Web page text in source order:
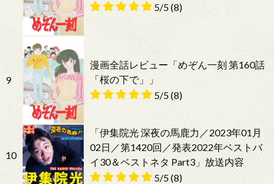
5/5(8)
9
漫画全話レビュー「めぞん一刻 第160話
「桜の下で」」
5/5(8)
10
「伊集院光 深夜の馬鹿力／2023年01月
02日／第1420回／発表2022年ベストバ
イ30＆ベストネタ Part3」放送内容
5/5(8)